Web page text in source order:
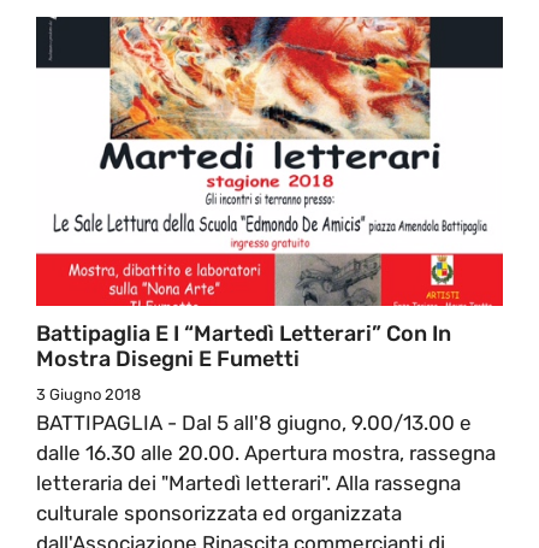
Battipaglia E I “Martedì Letterari” Con In
Mostra Disegni E Fumetti
3 Giugno 2018
BATTIPAGLIA - Dal 5 all'8 giugno, 9.00/13.00 e
dalle 16.30 alle 20.00. Apertura mostra, rassegna
letteraria dei "Martedì letterari". Alla rassegna
culturale sponsorizzata ed organizzata
dall'Associazione Rinascita commercianti di